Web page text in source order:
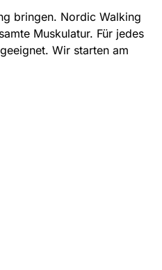
bringen. Nordic Walking
Muskulatur. Für jedes
Wir starten am